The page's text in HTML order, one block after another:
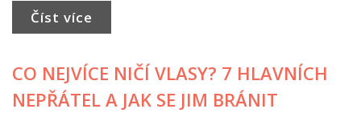
Číst více
CO NEJVÍCE NIČÍ VLASY? 7 HLAVNÍCH
NEPŘÁTEL A JAK SE JIM BRÁNIT